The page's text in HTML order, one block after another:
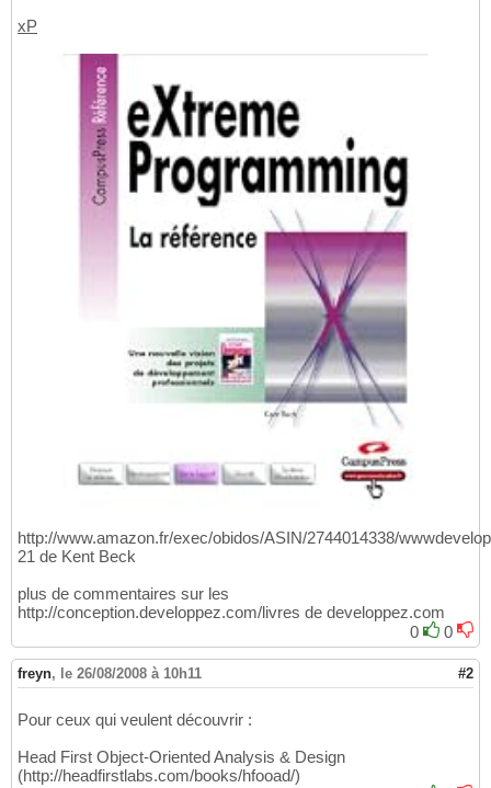
xP
http://www.amazon.fr/exec/obidos/ASIN/2744014338/
21 de Kent Beck
plus de commentaires sur les
http://conception.developpez.com/livres de developpez.com
0
0
freyn, le 26/08/2008 à 10h11 #2
Pour ceux qui veulent découvrir :
Head First Object-Oriented Analysis & Design
(http://headfirstlabs.com/books/hfooad/)